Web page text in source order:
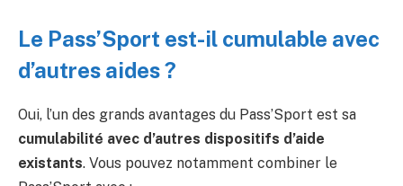
Le Pass’Sport est-il cumulable avec
d’autres aides ?
Oui, l’un des grands avantages du Pass’Sport est sa
cumulabilité avec d’autres dispositifs d’aide
existants. Vous pouvez notamment combiner le